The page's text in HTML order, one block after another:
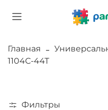
Главная
1104C-44T
Фильтры